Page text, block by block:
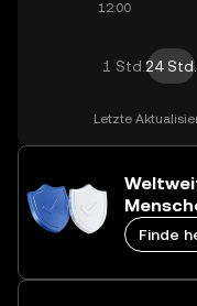
1 Std. 24 Std.
Letzte
Finde